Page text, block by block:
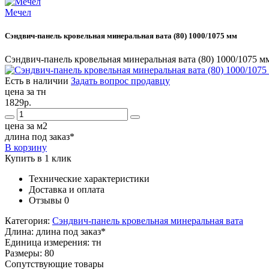
Мечел
Сэндвич-панель кровельная минеральная вата (80) 1000/1075 мм
Сэндвич-панель кровельная минеральная вата (80) 1000/1075
Есть в наличии Задать вопрос продавцу
цена за тн
1829р.
цена за м2
длина под заказ*
В корзину
Купить в 1 клик
Технические характеристики
Доставка и оплата
Отзывы 0
Категория: Сэндвич-панель кровельная минеральная вата
Длина: длина под заказ*
Единица измерения: тн
Размеры: 80
Сопутствующие товары